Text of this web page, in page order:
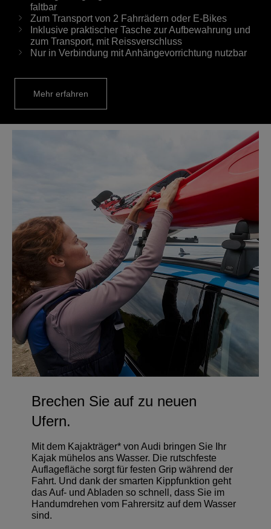
faltbar
Zum Transport von 2 Fahrrädern oder E-Bikes
Inklusive praktischer Tasche zur Aufbewahrung und
zum Transport, mit Reissverschluss
Nur in Verbindung mit Anhängevorrichtung nutzbar
Mehr erfahren
Brechen Sie auf zu neuen
Ufern.
Mit dem Kajakträger* von Audi bringen Sie Ihr
Kajak mühelos ans Wasser. Die rutschfeste
Auflagefläche sorgt für festen Grip während der
Fahrt. Und dank der smarten Kippfunktion geht
das Auf- und Abladen so schnell, dass Sie im
Handumdrehen vom Fahrersitz auf dem Wasser
sind.